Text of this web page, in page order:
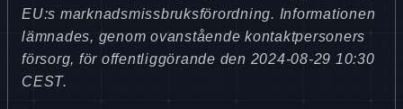
EU:s marknadsmissbruksförordning. Informationen
lämnades, genom ovanstående kontaktpersoners
försorg, för offentliggörande den 2024-08-29 10:30
CEST.